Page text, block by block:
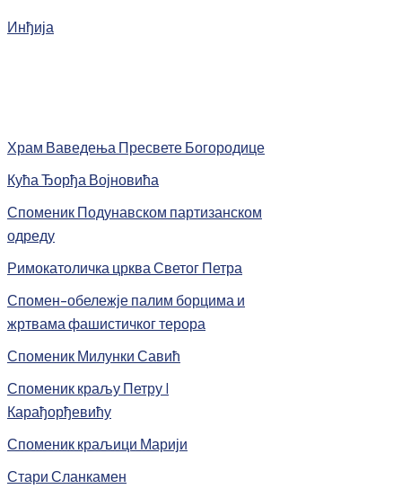
Инђија
Храм Ваведења Пресвете Богородице
Кућа Ђорђа Војновића
Споменик Подунавском партизанском
одреду
Римокатоличка црква Светог Петра
Спомен-обележје палим борцима и
жртвама фашистичког терора
Споменик Милунки Савић
Споменик краљу Петру I
Карађорђевићу
Споменик краљици Марији
Стари Сланкамен